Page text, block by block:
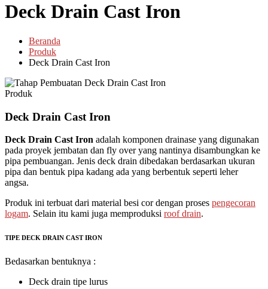
Deck Drain Cast Iron
Beranda
Produk
Deck Drain Cast Iron
Produk
Deck Drain Cast Iron
Deck Drain Cast Iron adalah komponen drainase yang digunakan
pada proyek jembatan dan fly over yang nantinya disambungkan ke
pipa pembuangan. Jenis deck drain dibedakan berdasarkan ukuran
pipa dan bentuk pipa kadang ada yang berbentuk seperti leher
angsa.
Produk ini terbuat dari material besi cor dengan proses pengecoran
logam. Selain itu kami juga memproduksi roof drain.
TIPE DECK DRAIN CAST IRON
Bedasarkan bentuknya :
Deck drain tipe lurus